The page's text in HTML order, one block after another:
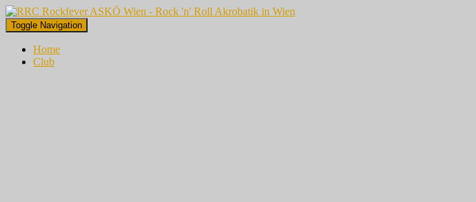
Toggle Navigation
Home
Club